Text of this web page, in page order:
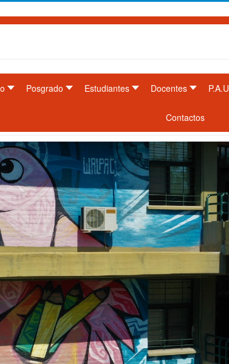
Posgrado Estudiantes Docentes P.A.U
Contactos